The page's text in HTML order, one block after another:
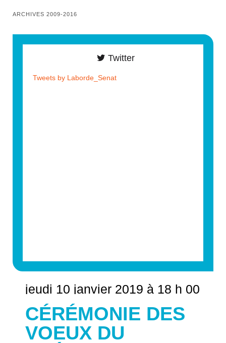
jeudi 10 janvier 2019 à 18 h 00
CÉRÉMONIE DES
VOEUX DU
ARCHIVES 2009-2016
Twitter
Tweets by Laborde_Senat